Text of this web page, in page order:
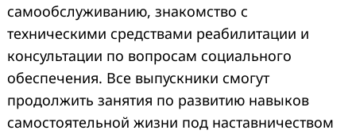
самообслуживанию, знакомство с
техническими средствами реабилитации и
консультации по вопросам социального
обеспечения. Все выпускники смогут
продолжить занятия по развитию навыков
самостоятельной жизни под наставничеством